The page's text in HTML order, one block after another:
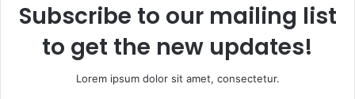
Subscribe to our mailing list
to get the new updates!
Lorem ipsum dolor sit amet, consectetur.